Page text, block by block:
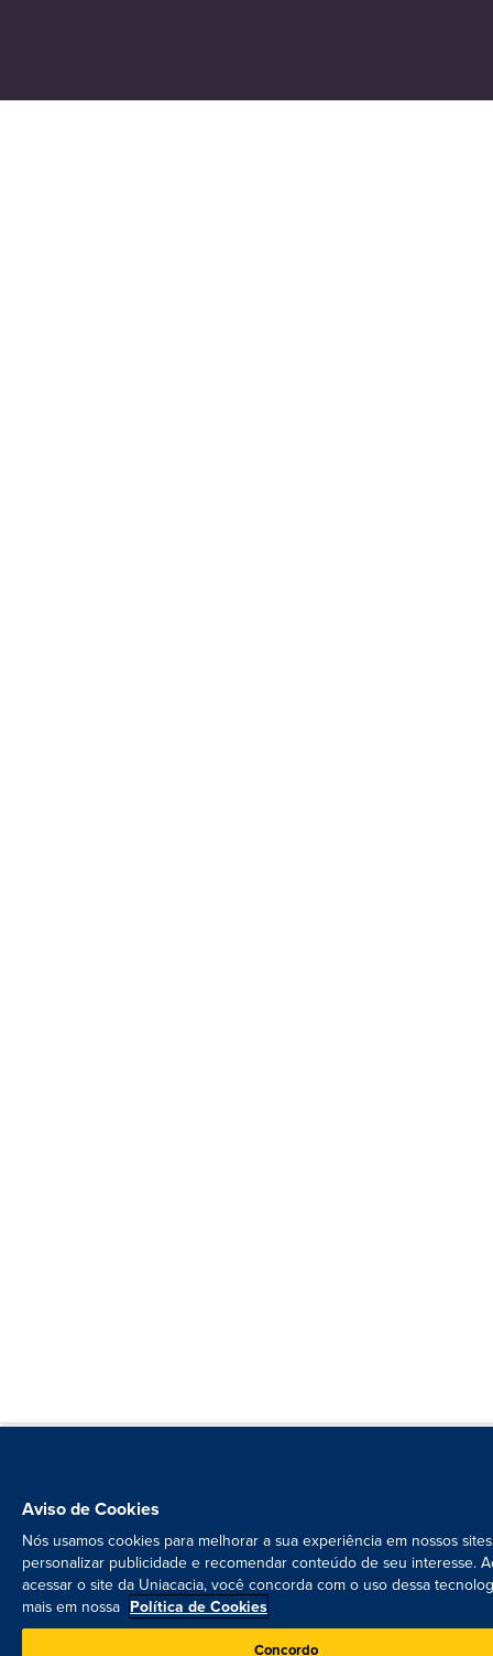
Aviso de Cookies
Nós usamos cookies para melhorar a sua experiência em nossos
personalizar publicidade e recomendar conteúdo de seu interesse.
acessar o site da Uniacacia, você concorda com o uso dessa
mais em nossa Política de Cookies
Concordo